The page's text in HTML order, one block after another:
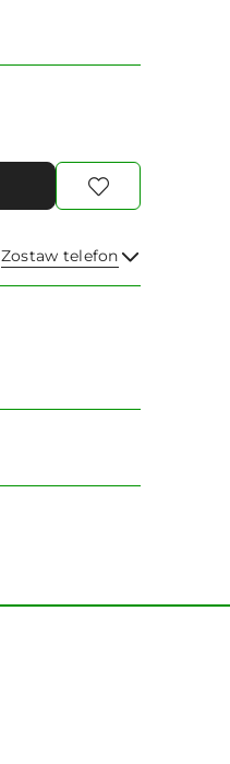
Zostaw telefon
Wyślij